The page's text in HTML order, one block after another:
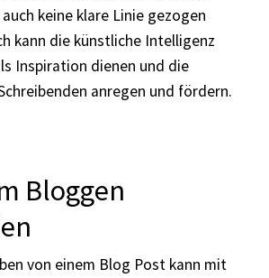
keine klare Linie gezogen
kann die künstliche Intelligenz
Inspiration dienen und die
anregen und fördern.
Bloggen
von einem Blog Post kann mit